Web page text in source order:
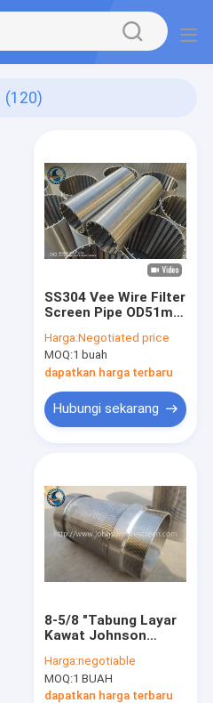
(120)
SS304 Vee Wire Filter
Screen Pipe OD51mm
Tidak Menyumbat
Harga:Negotiated price
MOQ:1 buah
dapatkan harga terbaru
Hubungi sekarang
8-5/8 "Tabung Layar
Kawat Johnson
Wanita
Harga:negotiable
MOQ:1 BUAH
dapatkan harga terbaru